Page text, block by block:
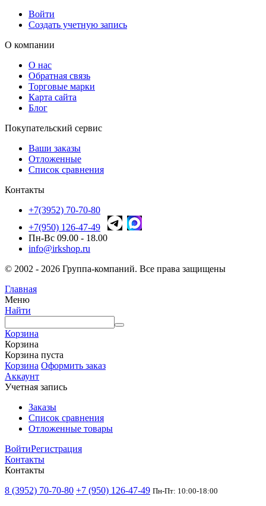
Войти
Создать учетную запись
О компании
О нас
Обратная связь
Торговые марки
Карта сайта
Блог
Покупательский сервис
Ваши заказы
Отложенные
Список сравнения
Контакты
+7(3952) 70-70-80
+7(950) 126-47-49
Пн-Вс 09.00 - 18.00
info@irkshop.ru
© 2002 - 2026 Группа-компаний. Все права защищены
Главная
Меню
Найти
Корзина
Корзина
Корзина пуста
Корзина Оформить заказ
Аккаунт
Учетная запись
Заказы
Список сравнения
Отложенные товары
ВойтиРегистрация
Контакты
Контакты
8 (3952) 70-70-80 +7 (950) 126-47-49 Пн-Пт: 10:00-18:00